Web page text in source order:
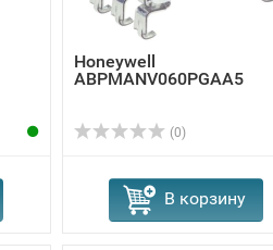
Honeywell
ABPMANV060PGAA5
(0)
В корзину